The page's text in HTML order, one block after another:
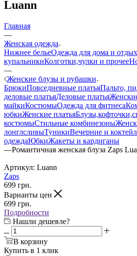
Luann
Главная
—
Женская одежда
Нижнее бельеОдежда для дома и
купальникиКолготки,чулки и прочее
—
Женские блузы и рубашки
БрюкиПовседневные платьяПальто,
деловые платьяДеловые платья
майкиКостюмыОдежда для фитнеса
юбкиЖенские платья
костюмыСтильные комбинезоны
лонглсливыТуникиВечерние и
одеждаЮбкиЖакеты и кардиганы
—Романтичная женская блуза Zaps
Артикул: Luann
Zaps
699 грн.
Варианты цен
699 грн.
Подробности
Нашли дешевле?
В корзину
Купить в 1 клик